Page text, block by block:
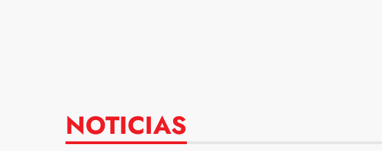
NOTICIAS